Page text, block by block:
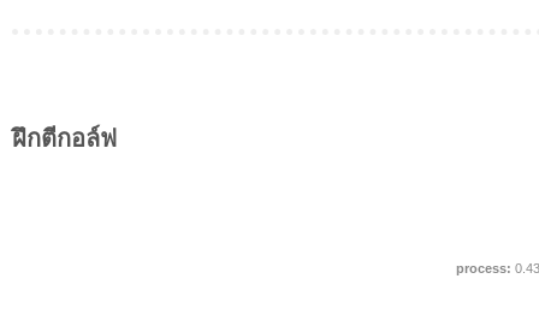
ฝึกตีกอล์ฟ
process: